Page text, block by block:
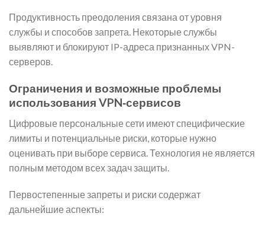
Продуктивность преодоления связана от уровня
службы и способов запрета. Некоторые службы
выявляют и блокируют IP-адреса признанных VPN-
серверов.
Ограничения и возможные проблемы
использования VPN‑сервисов
Цифровые персональные сети имеют специфические
лимиты и потенциальные риски, которые нужно
оценивать при выборе сервиса. Технология не является
полным методом всех задач защиты.
Первостепенные запреты и риски содержат
дальнейшие аспекты: